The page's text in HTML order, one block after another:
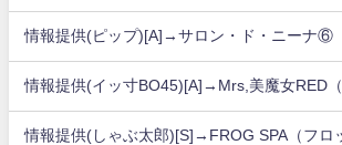
情報提供(ピップ)[A]→サロン・ド・ニーナ⑥
情報提供(イッ寸BO45)[A]→Mrs,美魔女RED（
情報提供(しゃぶ太郎)[S]→FROG SPA（フ